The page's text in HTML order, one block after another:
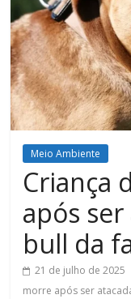
Figueiredo
Meio Ambiente
Criança
após
bull da
21 de julho de 2025
morre após ser